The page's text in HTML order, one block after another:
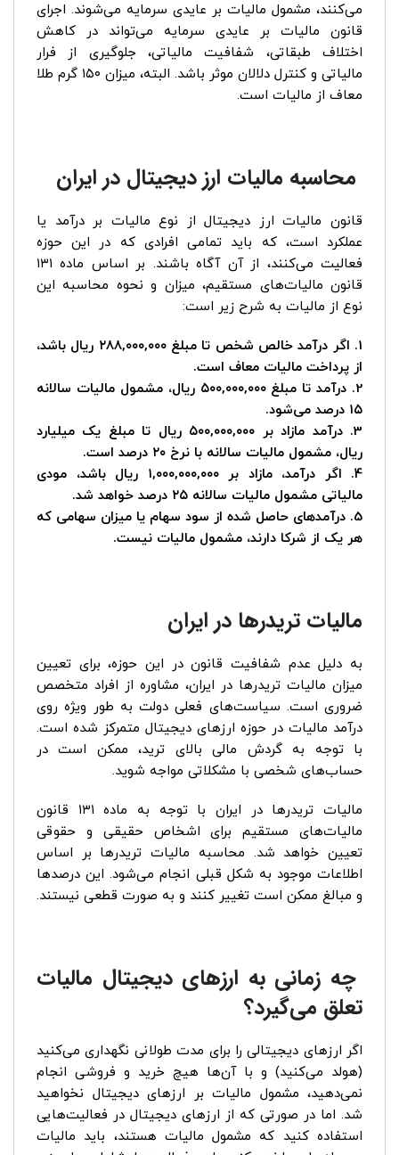
می‌کنند، مشمول مالیات بر عایدی سرمایه می‌شوند. اجرای
قانون مالیات بر عایدی سرمایه می‌تواند در کاهش
اختلاف طبقاتی، شفافیت مالیاتی، جلوگیری از فرار
مالیاتی و کنترل دلالان موثر باشد. البته، میزان ۱۵۰ گرم طلا
معاف از مالیات است.
محاسبه مالیات ارز دیجیتال در ایران
قانون مالیات ارز دیجیتال از نوع مالیات بر درآمد یا
عملکرد است، که باید تمامی افرادی که در این حوزه
فعالیت می‌کنند، از آن آگاه باشند. بر اساس ماده ۱۳۱
قانون مالیات‌های مستقیم، میزان و نحوه محاسبه این
نوع از مالیات به شرح زیر است:
1. اگر درآمد خالص شخص تا مبلغ ۲۸۸,۰۰۰,۰۰۰ ریال باشد،
از پرداخت مالیات معاف است.
2. درآمد تا مبلغ ۵۰۰,۰۰۰,۰۰۰ ریال، مشمول مالیات سالانه
۱۵ درصد می‌شود.
3. درآمد مازاد بر ۵۰۰,۰۰۰,۰۰۰ ریال تا مبلغ یک میلیارد
ریال، مشمول مالیات سالانه با نرخ ۲۰ درصد است.
4. اگر درآمد، مازاد بر ۱,۰۰۰,۰۰۰,۰۰۰ ریال باشد، مودی
مالیاتی مشمول مالیات سالانه ۲۵ درصد خواهد شد.
5. درآمدهای حاصل شده از سود سهام یا میزان سهامی که
هر یک از شرکا دارند، مشمول مالیات نیست.
مالیات تریدرها در ایران
به دلیل عدم شفافیت قانون در این حوزه، برای تعیین
میزان مالیات تریدرها در ایران، مشاوره از افراد متخصص
ضروری است. سیاست‌های فعلی دولت به طور ویژه روی
درآمد مالیات در حوزه ارزهای دیجیتال متمرکز شده است.
با توجه به گردش مالی بالای ترید، ممکن است در
حساب‌های شخصی با مشکلاتی مواجه شوید.
مالیات تریدرها در ایران با توجه به ماده ۱۳۱ قانون
مالیات‌های مستقیم برای اشخاص حقیقی و حقوقی
تعیین خواهد شد. محاسبه مالیات تریدرها بر اساس
اطلاعات موجود به شکل قبلی انجام می‌شود. این درصدها
و مبالغ ممکن است تغییر کنند و به صورت قطعی نیستند.
چه زمانی به ارزهای دیجیتال مالیات
تعلق می‌گیرد؟
اگر ارزهای دیجیتالی را برای مدت طولانی نگهداری می‌کنید
(هولد می‌کنید) و با آن‌ها هیچ خرید و فروشی انجام
نمی‌دهید، مشمول مالیات بر ارزهای دیجیتال نخواهید
شد. اما در صورتی که از ارزهای دیجیتال در فعالیت‌هایی
استفاده کنید که مشمول مالیات هستند، باید مالیات